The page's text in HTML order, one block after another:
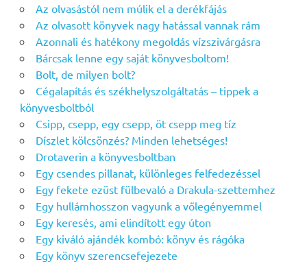
Az olvasástól nem múlik el a derékfájás
Az olvasott könyvek nagy hatással vannak rám
Azonnali és hatékony megoldás vízszivárgásra
Bárcsak lenne egy saját könyvesboltom!
Bolt, de milyen bolt?
Cégalapítás és székhelyszolgáltatás – tippek a
könyvesboltból
Csipp, csepp, egy csepp, öt csepp meg tíz
Díszlet kölcsönzés? Minden lehetséges!
Drotaverin a könyvesboltban
Egy csendes pillanat, különleges felfedezéssel
Egy fekete ezüst fülbevaló a Drakula-szettemhez
Egy hullámhosszon vagyunk a vőlegényemmel
Egy keresés, ami elindított egy úton
Egy kiváló ajándék kombó: könyv és rágóka
Egy könyv szerencsefejezete